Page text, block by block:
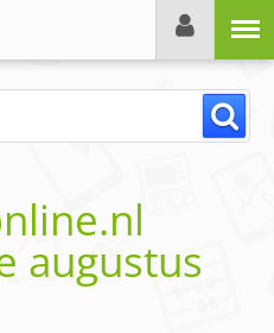
augustus